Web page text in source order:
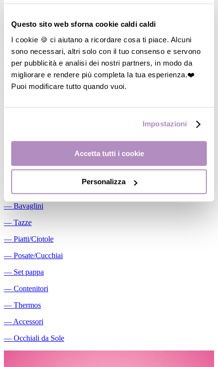
Questo sito web sforna cookie caldi caldi
I cookie 🍪 ci aiutano a ricordare cosa ti piace. Alcuni
sono necessari, altri solo con il tuo consenso e servono
per pubblicità e analisi dei nostri partners, in modo da
migliorare e rendere più completa la tua esperienza.❤️
Puoi modificare tutto quando vuoi.
Impostazioni
Accetta tutti i cookie
Personalizza
―
Cuscini allattamento
―Biberon
―
Tettarelle
―Succhietti
Conservalatte Materno
―Massaggiagengive
― Bavaglini
― Tazze
― Piatti/Ciotole
― Posate/Cucchiai
― Set pappa
― Contenitori
― Thermos
― Accessori
― Occhiali da Sole